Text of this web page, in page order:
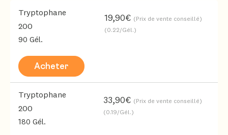
Tryptophane
200
90 Gél.
19,90€ (Prix de vente conseillé)
(0.22/Gél.)
Acheter
Tryptophane
200
180 Gél.
33,90€ (Prix de vente conseillé)
(0.19/Gél.)